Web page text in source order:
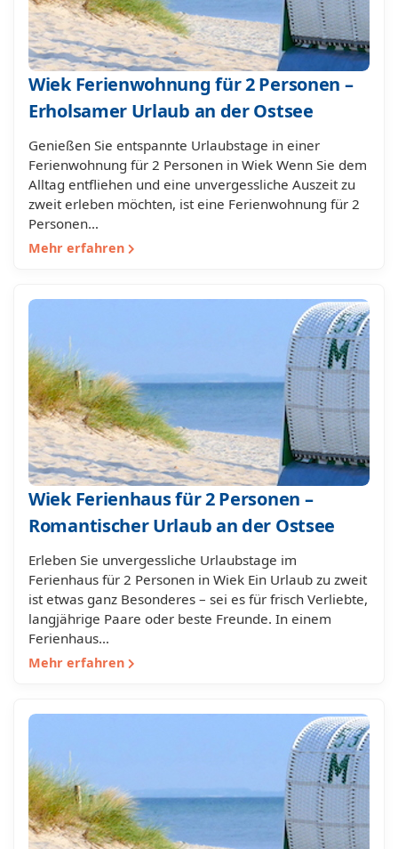
Wiek Ferienwohnung für 2 Personen –
Erholsamer Urlaub an der Ostsee
Genießen Sie entspannte Urlaubstage in einer
Ferienwohnung für 2 Personen in Wiek Wenn Sie dem
Alltag entfliehen und eine unvergessliche Auszeit zu
zweit erleben möchten, ist eine Ferienwohnung für 2
Personen…
Mehr erfahren
Wiek Ferienhaus für 2 Personen –
Romantischer Urlaub an der Ostsee
Erleben Sie unvergessliche Urlaubstage im
Ferienhaus für 2 Personen in Wiek Ein Urlaub zu zweit
ist etwas ganz Besonderes – sei es für frisch Verliebte,
langjährige Paare oder beste Freunde. In einem
Ferienhaus…
Mehr erfahren